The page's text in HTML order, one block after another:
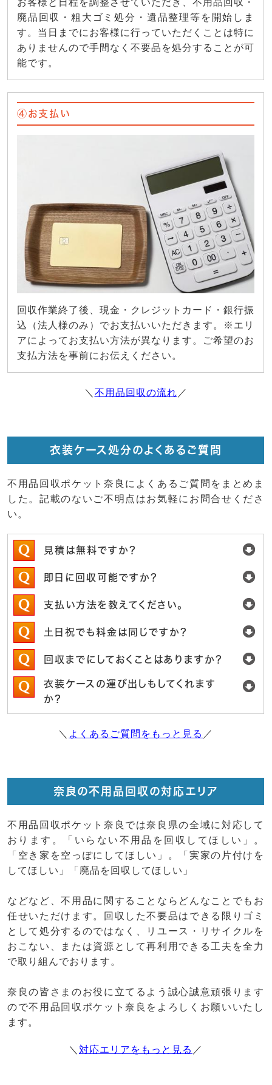
お客様と日程を調整させていただき、不用品回収・
廃品回収・粗大ゴミ処分・遺品整理等を開始しま
す。当日までにお客様に行っていただくことは特に
ありませんので手間なく不要品を処分することが可
能です。
④お支払い
回収作業終了後、現金・クレジットカード・銀行振
込（法人様のみ）でお支払いいただきます。※エリ
アによってお支払い方法が異なります。ご希望のお
支払方法を事前にお伝えください。
＼ 不用品回収の流れ ／
衣装ケース処分のよくあるご質問
不用品回収ポケット奈良によくあるご質問をまとめま
した。記載のないご不明点はお気軽にお問合せくださ
い。
見積は無料ですか？
即日に回収可能ですか？
支払い方法を教えてください。
土日祝でも料金は同じですか？
回収までにしておくことはありますか？
衣装ケースの運び出しもしてくれます
か？
＼ よくあるご質問をもっと見る ／
奈良の不用品回収の対応エリア
不用品回収ポケット奈良では奈良県の全域に対応して
おります。「いらない不用品を回収してほしい」。
「空き家を空っぽにしてほしい」。「実家の片付けを
してほしい」「廃品を回収してほしい」
などなど、不用品に関することならどんなことでもお
任せいただけます。回収した不要品はできる限りゴミ
として処分するのではなく、リユース・リサイクルを
おこない、または資源として再利用できる工夫を全力
で取り組んでおります。
奈良の皆さまのお役に立てるよう誠心誠意頑張ります
ので不用品回収ポケット奈良をよろしくお願いいたし
ます。
＼ 対応エリアをもっと見る ／